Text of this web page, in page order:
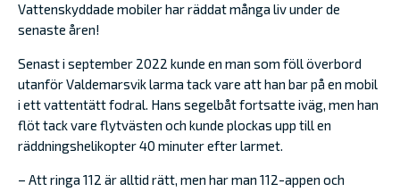
Vattenskyddade mobiler har räddat många liv under de
senaste åren!
Senast i september 2022 kunde en man som föll överbord
utanför Valdemarsvik larma tack vare att han bar på en mobil
i ett vattentätt fodral. Hans segelbåt fortsatte iväg, men han
flöt tack vare flytvästen och kunde plockas upp till en
räddningshelikopter 40 minuter efter larmet.
– Att ringa 112 är alltid rätt, men har man 112-appen och